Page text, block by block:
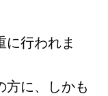
行われま
方に、しかも